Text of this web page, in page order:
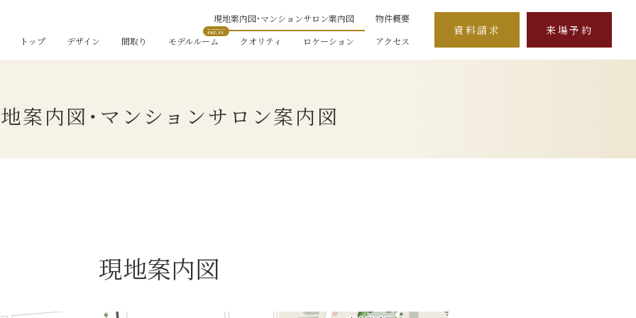
トップ デザイン 間取り モデルルーム クオリティ ロケーション アクセス
現地案内図・マンションサロン案内図 物件概要
資料請求 来場予約
案内図・ マンションサロン案内図
現地案内図